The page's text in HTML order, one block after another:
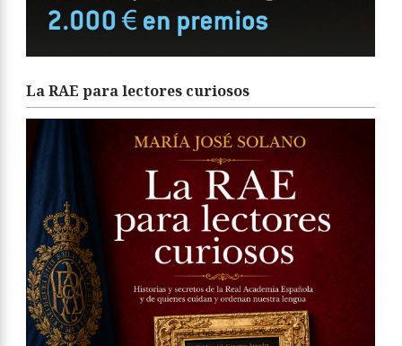
La RAE para lectores curiosos